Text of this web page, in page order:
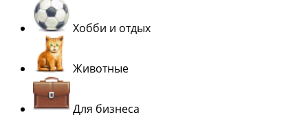
Хобби и отдых
Животные
Для бизнеса